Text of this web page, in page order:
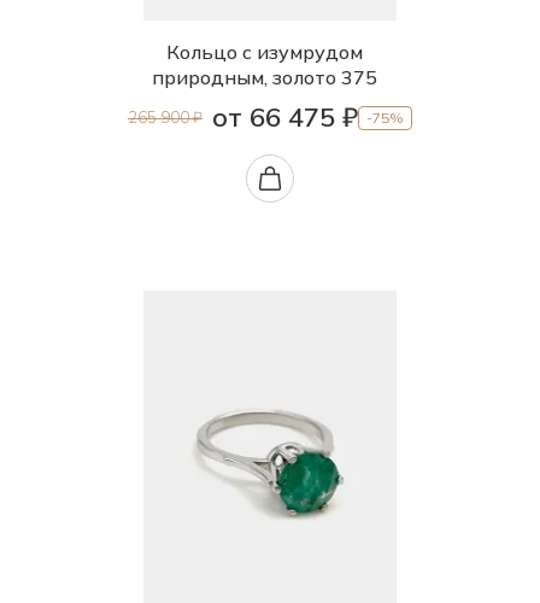
Кольцо с изумрудом
природным, золото 375
265 900 ₽ от 66 475 ₽ -75%